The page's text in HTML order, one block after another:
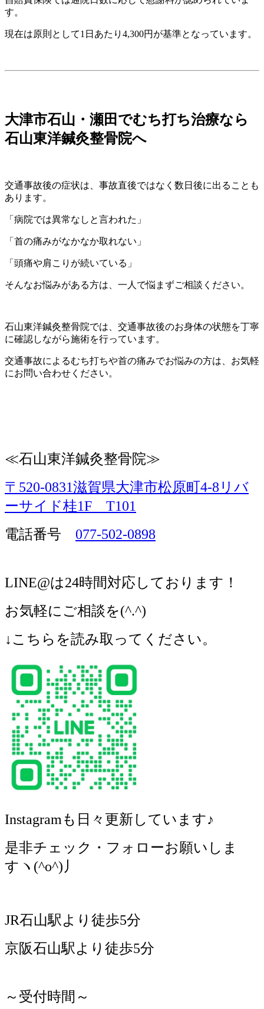
す。
現在は原則として1日あたり4,300円が基準となっています。
大津市石山・瀬田でむち打ち治療なら
石山東洋鍼灸整骨院へ
交通事故後の症状は、事故直後ではなく数日後に出ることも
あります。
「病院では異常なしと言われた」
「首の痛みがなかなか取れない」
「頭痛や肩こりが続いている」
そんなお悩みがある方は、一人で悩まずご相談ください。
石山東洋鍼灸整骨院では、交通事故後のお身体の状態を丁寧
に確認しながら施術を行っています。
交通事故によるむち打ちや首の痛みでお悩みの方は、お気軽
にお問い合わせください。
≪石山東洋鍼灸整骨院≫
〒520-0831滋賀県大津市松原町4-8リバ
ーサイド桂1F T101
電話番号 077-502-0898
LINE@は24時間対応しております！
お気軽にご相談を(^.^)
↓こちらを読み取ってください。
Instagramも日々更新しています♪
是非チェック・フォローお願いしま
すヽ (^o^)丿
JR石山駅より徒歩5分
京阪石山駅より徒歩5分
～受付時間～